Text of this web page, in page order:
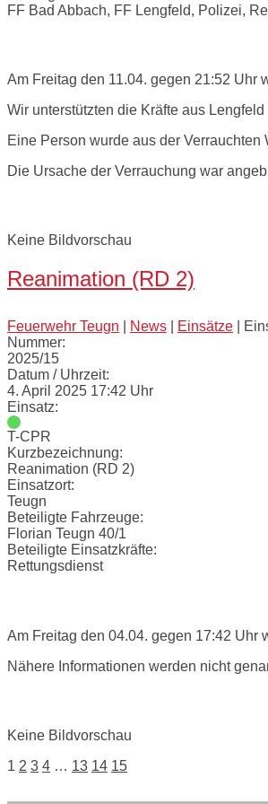
FF Bad Abbach, FF Lengfeld, Polizei,
Am Freitag den 11.04. gegen 21:52 Uhr
Wir unterstützten die Kräfte aus
Eine Person wurde aus der Verrauchten
Die Ursache der Verrauchung war
Keine Bildvorschau
Reanimation (RD 2)
Feuerwehr Teugn News Einsätze
Nummer:
2025/15
Datum / Uhrzeit:
4. April 2025 17:42 Uhr
Einsatz:
T-CPR
Kurzbezeichnung:
Reanimation (RD 2)
Einsatzort:
Teugn
Beteiligte Fahrzeuge:
Florian Teugn 40/1
Beteiligte Einsatzkräfte:
Rettungsdienst
Am Freitag den 04.04. gegen 17:42 Uhr
Nähere Informationen werden nicht
Keine Bildvorschau
Posts
1 2 3 4 … 13 14 15